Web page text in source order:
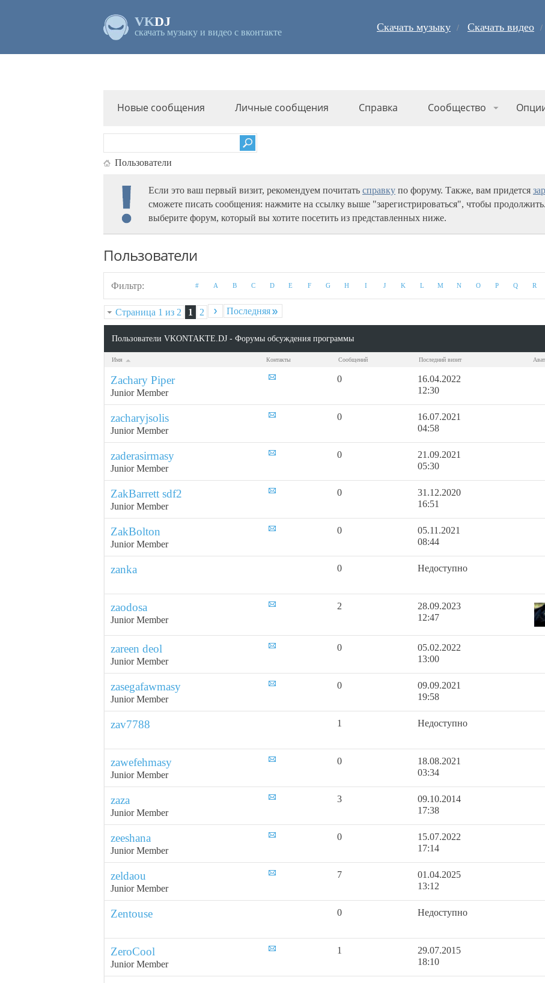
VKDJ
скачать музыку и видео с вконтакте Скачать музыку Скачать видео
Новые сообщения Личные сообщения Справка Сообщество
Пользователи
Если это ваш первый визит, рекомендуем почитать справку по форуму. Также, вам придется
сможете писать сообщения: нажмите на ссылку выше "зарегистрироваться", чтобы
выберите форум, который вы хотите посетить из представленных ниже.
Пользователи
Фильтр # A B C D E F G H I J K L M N O P Q R
Страница 1 из 2 1 2 Последняя
Пользователи VKONTAKTE.DJ - Форумы обсуждения программы
Имя Контакты Сообщений Последний визит
Zachary Piper
Junior Member
0
16.04.2022
12:30
zacharyjsolis
Junior Member
0
16.07.2021
04:58
zaderasirmasy
Junior Member
0
21.09.2021
05:30
ZakBarrett sdf2
Junior Member
0
31.12.2020
16:51
ZakBolton
Junior Member
0
05.11.2021
08:44
zanka 0 Недоступно
zaodosa
Junior Member
2
28.09.2023
12:47
zareen deol
Junior Member
0
05.02.2022
13:00
zasegafawmasy
Junior Member
0
09.09.2021
19:58
zav7788 1 Недоступно
zawefehmasy
Junior Member
0
18.08.2021
03:34
zaza
Junior Member
3
09.10.2014
17:38
zeeshana
Junior Member
0
15.07.2022
17:14
zeldaou
Junior Member
7
01.04.2025
13:12
Zentouse 0 Недоступно
ZeroCool
Junior Member
1
29.07.2015
18:10